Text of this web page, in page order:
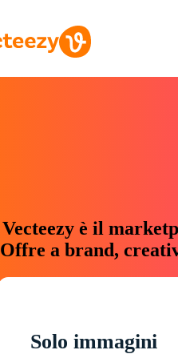
Vecteezy è il
Offre a brand,
Solo immagini